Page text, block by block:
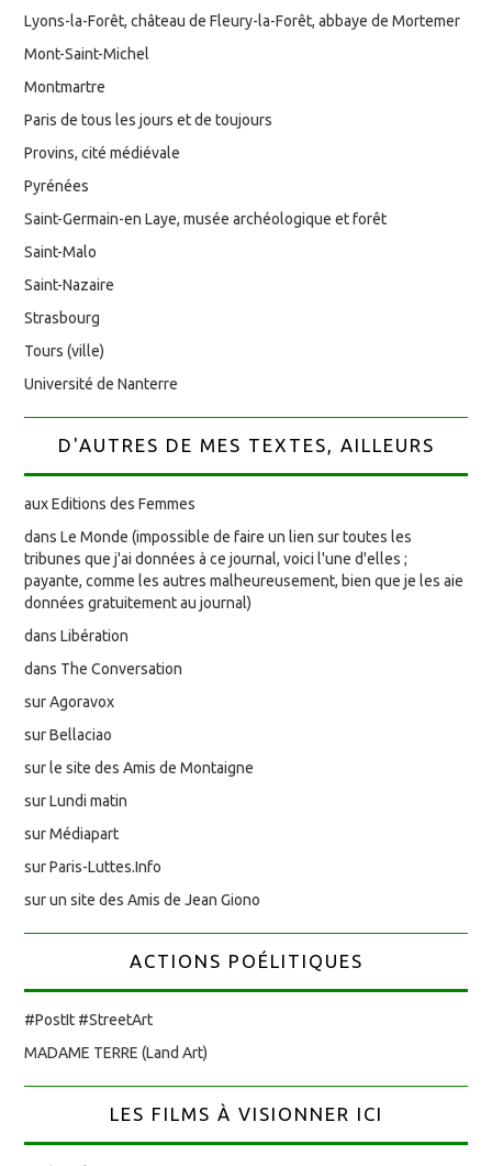
Lyons-la-Forêt, château de Fleury-la-Forêt, abbaye de Mortemer
Mont-Saint-Michel
Montmartre
Paris de tous les jours et de toujours
Provins, cité médiévale
Pyrénées
Saint-Germain-en Laye, musée archéologique et forêt
Saint-Malo
Saint-Nazaire
Strasbourg
Tours (ville)
Université de Nanterre
D'AUTRES DE MES TEXTES, AILLEURS
aux Editions des Femmes
dans Le Monde (impossible de faire un lien sur toutes les
tribunes que j'ai données à ce journal, voici l'une d'elles ;
payante, comme les autres malheureusement, bien que je les aie
données gratuitement au journal)
dans Libération
dans The Conversation
sur Agoravox
sur Bellaciao
sur le site des Amis de Montaigne
sur Lundi matin
sur Médiapart
sur Paris-Luttes.Info
sur un site des Amis de Jean Giono
ACTIONS POÉLITIQUES
#PostIt #StreetArt
MADAME TERRE (Land Art)
LES FILMS À VISIONNER ICI